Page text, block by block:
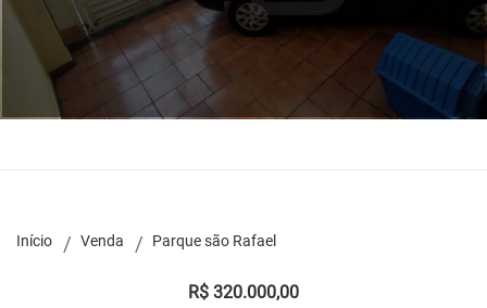
Início Venda Parque são Rafael
R$ 320.000,00